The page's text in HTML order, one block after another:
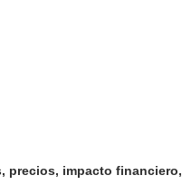
precios, impacto financiero,